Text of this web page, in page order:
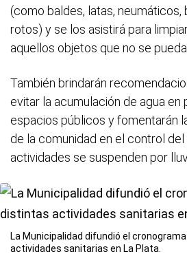
(como baldes, latas, neumáticos,
rotos) y se los asistirá para
aquellos objetos que no se
También brindarán
evitar la acumulación de agua en
espacios públicos y fomentarán
de la comunidad en el control
actividades se suspenden por
La Municipalidad difundió el
actividades sanitarias en La Plata.